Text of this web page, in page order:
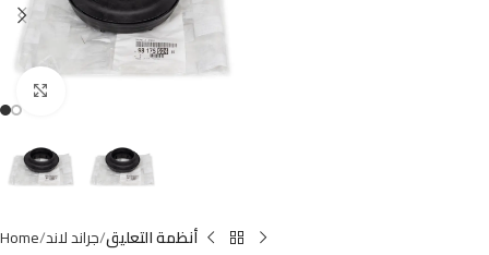
Home جراند لاند أنظمة التعليق